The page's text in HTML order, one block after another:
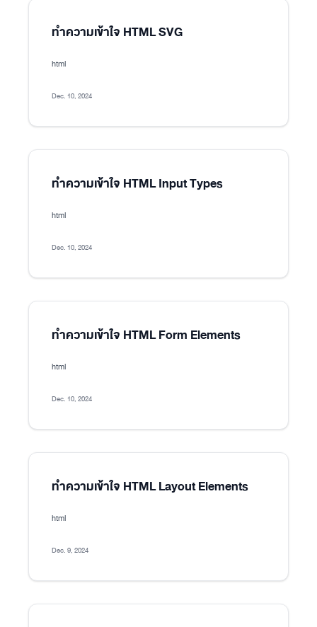
ทำความเข้าใจ HTML SVG
html
Dec. 10, 2024
ทำความเข้าใจ HTML Input Types
html
Dec. 10, 2024
ทำความเข้าใจ HTML Form Elements
html
Dec. 10, 2024
ทำความเข้าใจ HTML Layout Elements
html
Dec. 9, 2024